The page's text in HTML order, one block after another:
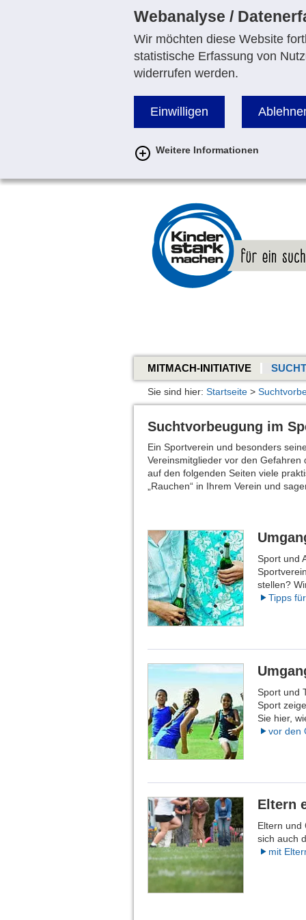
Webanalyse /
Wir möchten diese Website
statistische Erfassung von
widerrufen werden.
Einwilligen
Weitere Informationen
Startseite
www.kinderstarkmachen.de
MITMACH-INITIATIVE
Sie sind hier: Startseite >
Suchtvorbeugung im
Ein Sportverein und besonders
Vereinsmitglieder vor den Gefahren
auf den folgenden Seiten viele
„Rauchen“ in Ihrem Verein und
Sport und
stellen?
Tipps
Sport und
Sport
Sie hier,
vor den
Eltern
Eltern und
sich auch
mit